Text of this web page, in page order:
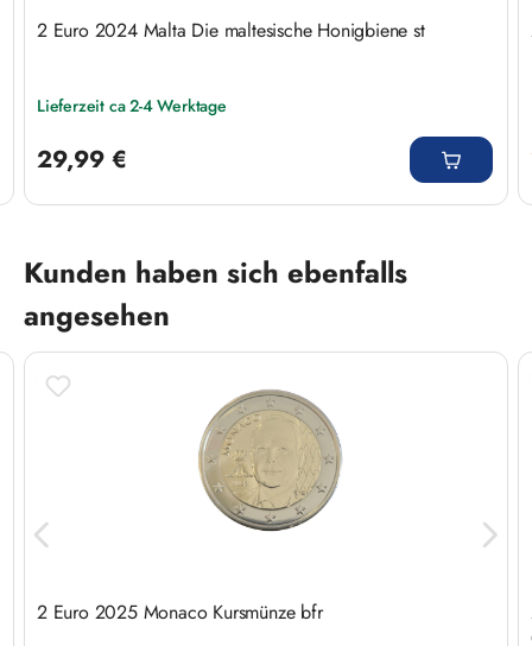
2 Euro 2024 Malta Die maltesische Honigbiene st
Lieferzeit ca 2-4 Werktage
29,99 €
Produktgalerie überspringen
Kunden haben sich ebenfalls
angesehen
2 Euro 2025 Monaco Kursmünze bfr